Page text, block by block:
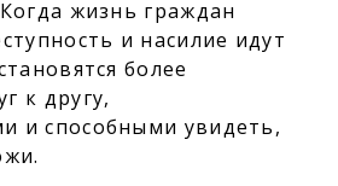
жизнь граждан
и насилие идут
более
к другу,
и способными увидеть,